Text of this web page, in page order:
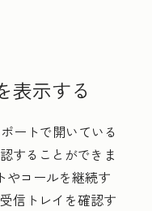
表示する
ートで開いている
することができま
やコールを継続す
信トレイを確認す